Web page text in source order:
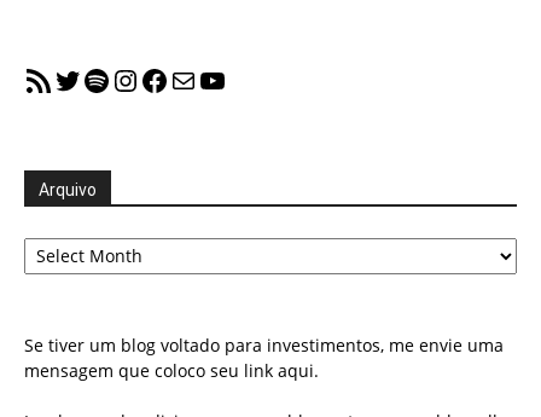
RSS FeedTwitter
Spotify
Instagram
Facebook
MailYouTube
Arquivo
Arquivo
Se tiver um blog voltado para investimentos, me envie uma
mensagem que coloco seu link aqui.